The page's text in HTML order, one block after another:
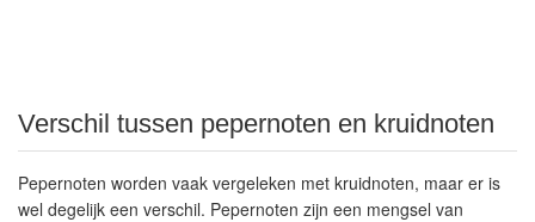
Verschil tussen pepernoten en kruidnoten
Pepernoten worden vaak vergeleken met kruidnoten, maar er is
wel degelijk een verschil. Pepernoten zijn een mengsel van